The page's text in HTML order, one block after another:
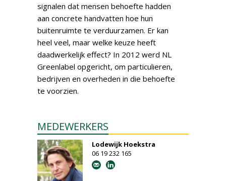
signalen dat mensen behoefte hadden
aan concrete handvatten hoe hun
buitenruimte te verduurzamen. Er kan
heel veel, maar welke keuze heeft
daadwerkelijk effect? In 2012 werd NL
Greenlabel opgericht, om particulieren,
bedrijven en overheden in die behoefte
te voorzien.
MEDEWERKERS
Lodewijk Hoekstra
06 19 232 165